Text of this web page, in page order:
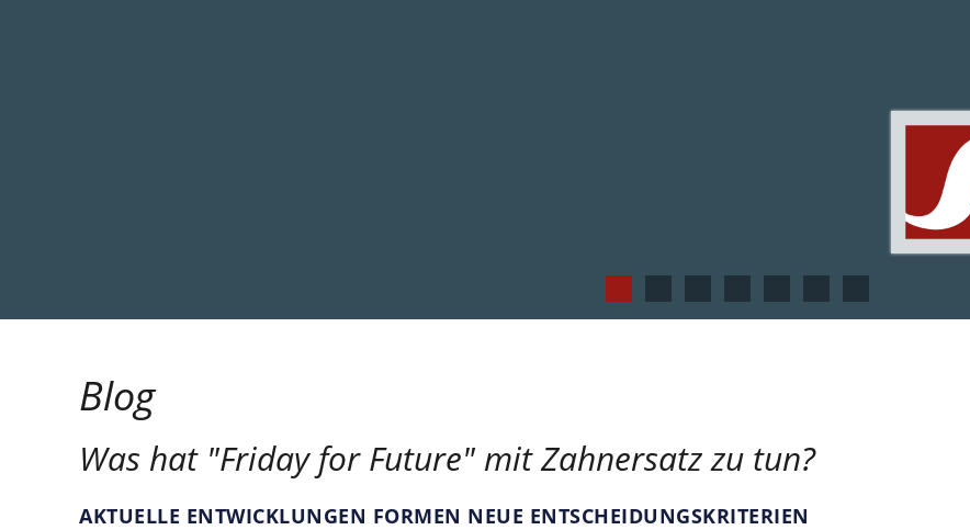
Blog
Was hat "Friday for Future" mit Zahnersatz zu tun?
AKTUELLE ENTWICKLUNGEN FORMEN NEUE ENTSCHEIDUNGSKRITERIEN